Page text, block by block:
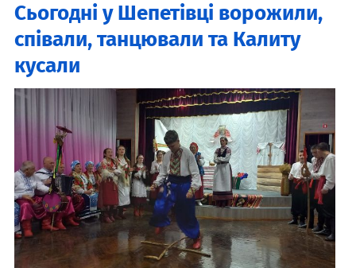
Сьогодні у Шепетівці ворожили,
співали, танцювали та Калиту
кусали